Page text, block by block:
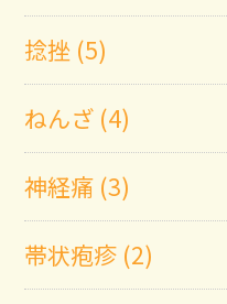
捻挫 (5)
ねんざ (4)
神経痛 (3)
帯状疱疹 (2)